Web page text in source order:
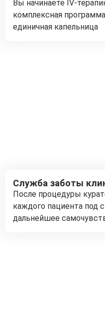
Вы начинаете IV-
комплексная
единичная капельница
Служба заботы
После процедуры
каждого пациента под
дальнейшее